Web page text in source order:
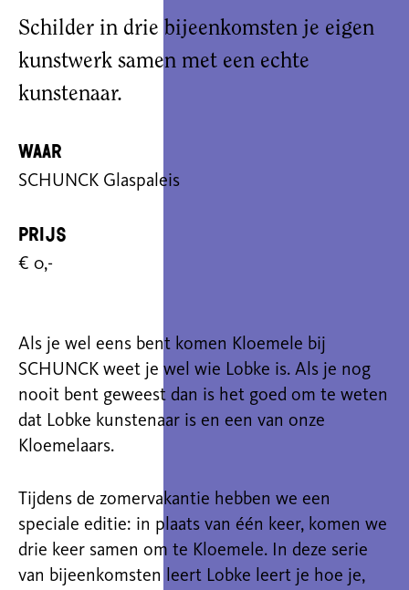
Schilder in drie bijeenkomsten je eigen
kunstwerk samen met een echte
kunstenaar.
Waar
SCHUNCK Glaspaleis
Prijs
€ 0,-
Als je wel eens bent komen Kloemele bij
SCHUNCK weet je wel wie Lobke is. Als je nog
nooit bent geweest dan is het goed om te weten
dat Lobke kunstenaar is en een van onze
Kloemelaars.
Tijdens de zomervakantie hebben we een
speciale editie: in plaats van één keer, komen we
drie keer samen om te Kloemele. In deze serie
van bijeenkomsten leert Lobke leert je hoe je,